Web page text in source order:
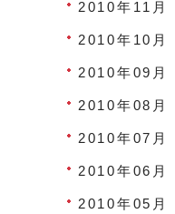
2010年11月
2010年10月
2010年09月
2010年08月
2010年07月
2010年06月
2010年05月